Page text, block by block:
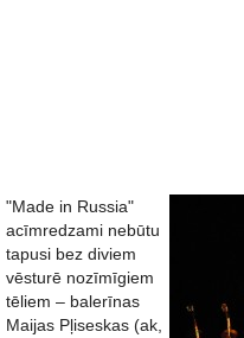
"Made in Russia"
acīmredzami nebūtu
tapusi bez diviem
vēsturē nozīmīgiem
tēliem – balerīnas
Maijas Pļiseskas (ak,